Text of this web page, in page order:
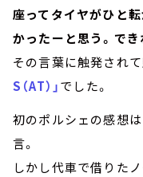
座ってタイヤがひと
かったーと思う。で
その言葉に触発され
S（AT）」でした。
初のポルシェの感想は
言。
しかし代車で借りた